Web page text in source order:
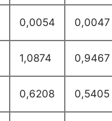
0,0054 0,0047
1,0874 0,9467
0,6208 0,5405